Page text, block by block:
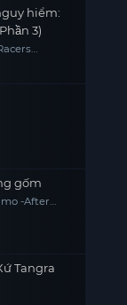
hiểm:
3)
gốm
-After
Tangra